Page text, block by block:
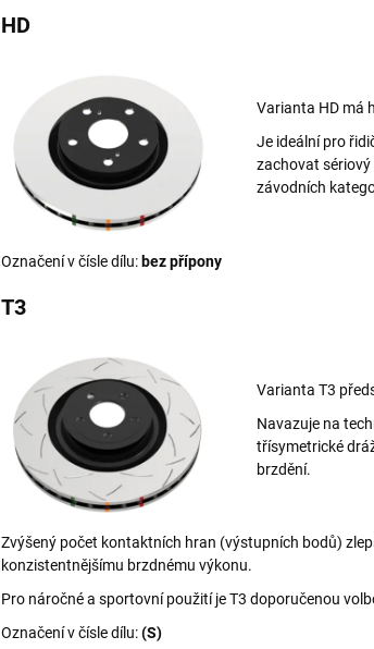
HD
Varianta HD má
Je ideální pro
zachovat
závodních
Označení v čísle dílu: bez přípony
T3
Varianta T3
Navazuje na
třísymetrické
brzdění.
Zvýšený počet kontaktních hran (výstupních bodů)
konzistentnějšímu brzdnému výkonu.
Pro náročné a sportovní použití je T3 doporučenou
Označení v čísle dílu:(S)